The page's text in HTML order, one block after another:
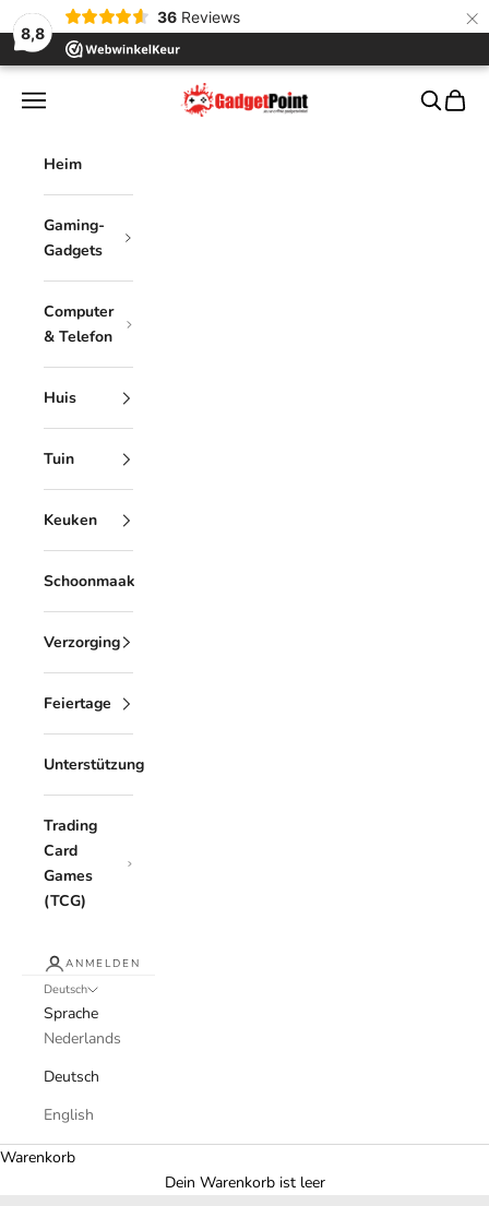
8,8
36 Reviews ×
Zum Inhalt springen
Gadgetpoint
Menü Suchen
Heim
Gaming-
Gadgets
Computer
& Telefon
Huis
Tuin
Keuken
Schoonmaak
Verzorging
Feiertage
Unterstützung
Trading
Card
Games
(TCG)
ANMELDEN
Deutsch
Sprache
Nederlands
Deutsch
English
Warenkorb
Dein Warenkorb ist leer